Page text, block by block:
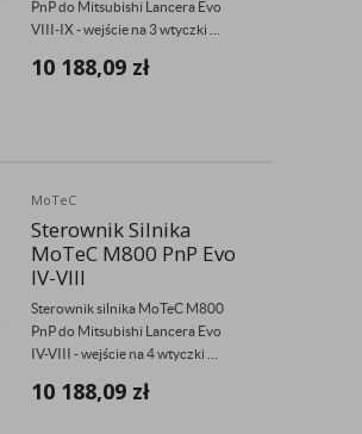
PnP do Mitsubishi Lancera Evo
VIII-IX - wejście na 3 wtyczki ...
10 188,09 zł
MoTeC
Sterownik Silnika
MoTeC M800 PnP Evo
IV-VIII
Sterownik silnika MoTeC M800
PnP do Mitsubishi Lancera Evo
IV-VIII - wejście na 4 wtyczki ...
10 188,09 zł